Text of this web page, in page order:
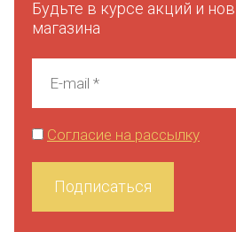
Будьте в курсе акций и
магазина
Согласие на рассылку
Подписаться